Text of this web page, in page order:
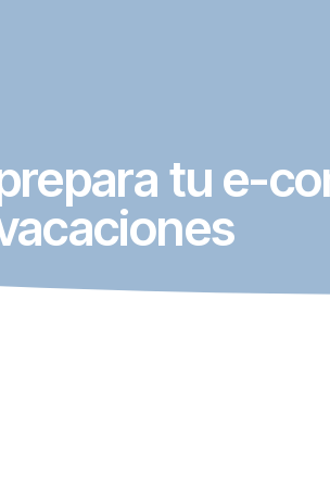
tu e-